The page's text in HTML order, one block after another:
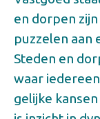
en dorpen
puzzelen aan
Steden en
waar
gelijke